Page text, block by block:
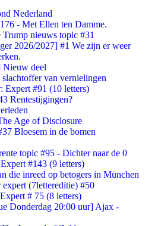
Nederland
- Met Ellen ten Damme.
nieuws topic #31
2026/2027] #1 We zijn er weer
Nieuw deel
van vernielingen
Expert #91 (10 letters)
Rentestijgingen?
Age of Disclosure
Bloesem in de bomen
topic #95 - Dichter naar de 0
#143 (9 letters)
die inreed op betogers in München
expert (7lettereditie) #50
# 75 (8 letters)
Donderdag 20:00 uur] Ajax -